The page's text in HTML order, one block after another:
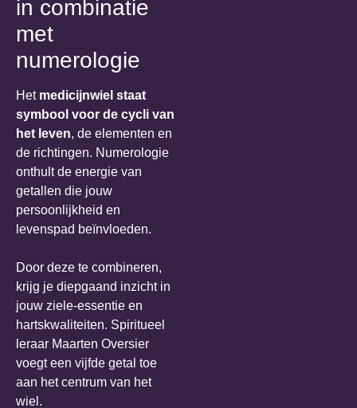
in combinatie
met
numerologie
Het medicijnwiel staat
symbool voor de cycli van
het leven, de elementen en
de richtingen. Numerologie
onthult de energie van
getallen die jouw
persoonlijkheid en
levenspad beïnvloeden.
Door deze te combineren,
krijg je diepgaand inzicht in
jouw ziele-essentie en
hartskwaliteiten. Spiritueel
leraar Maarten Oversier
voegt een vijfde getal toe
aan het centrum van het
wiel.